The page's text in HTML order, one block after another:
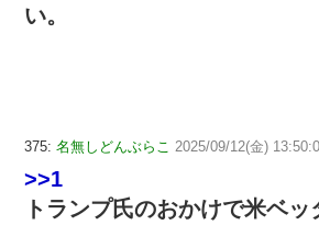
い。
375: 名無しどんぶらこ 2025/09/12(金)
>>1
トランプ氏のおかけで米ベ